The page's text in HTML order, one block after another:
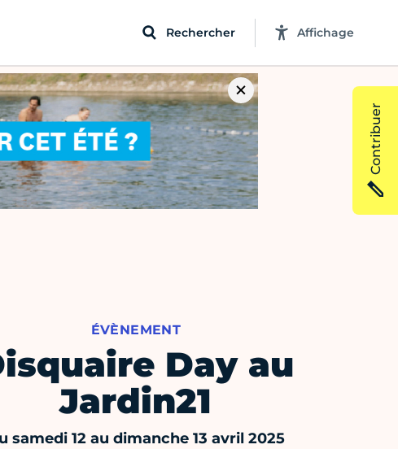
Rechercher Affichage
ÉVÈNEMENT
Day au
Jardin21
samedi 12 au dimanche 13 avril 2025
Contribuer